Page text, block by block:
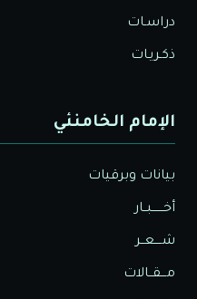
دراسـات
ذكـريـات
الإمام الخامنئي
بيانات وبرقيات
أخــــــبــار
شــــعــر
مـــقــالات